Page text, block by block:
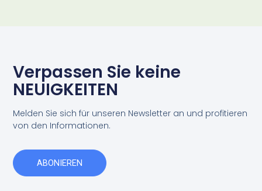
Verpassen Sie keine
NEUIGKEITEN
Melden Sie sich für unseren Newsletter an und profitieren
von den Informationen.
ABONIEREN